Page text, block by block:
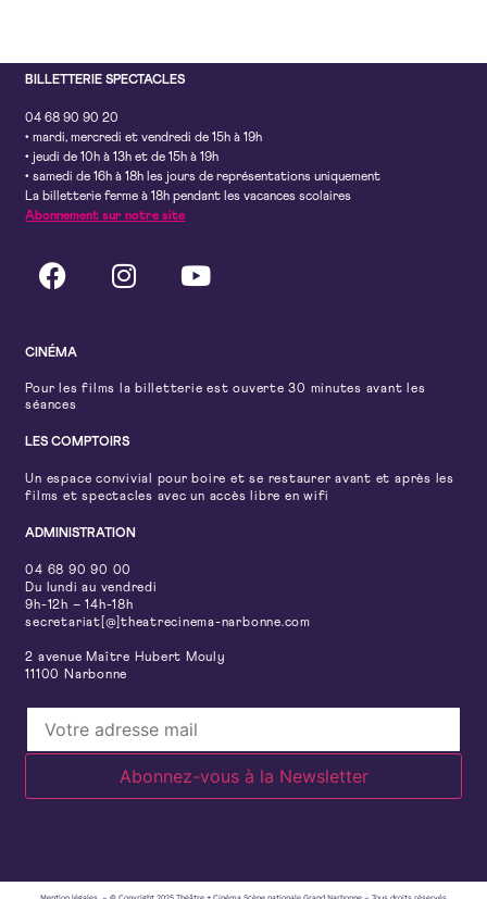
BILLETTERIE SPECTACLES
04 68 90 90 20
• mardi, mercredi et vendredi de 15h à 19h
• jeudi de 10h à 13h et de 15h à 19h
• samedi de 16h à 18h les jours de représentations uniquement
La billetterie ferme à 18h pendant les vacances scolaires
Abonnement sur notre site
CINÉMA
Pour les films la billetterie est ouverte 30 minutes avant les
séances
LES COMPTOIRS
Un espace convivial pour boire et se restaurer avant et après les
films et spectacles avec un accès libre en wifi
ADMINISTRATION
04 68 90 90 00
Du lundi au vendredi
9h-12h – 14h-18h
secretariat[@]theatrecinema-narbonne.com
2 avenue Maître Hubert Mouly
11100 Narbonne